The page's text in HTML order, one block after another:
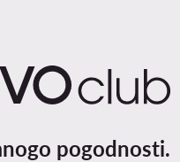
pogodnosti.